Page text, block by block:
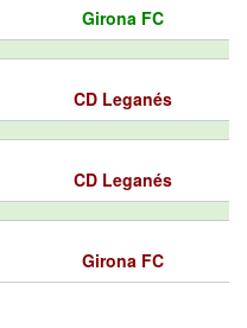
Girona FC
CD Leganés
CD Leganés
Girona FC